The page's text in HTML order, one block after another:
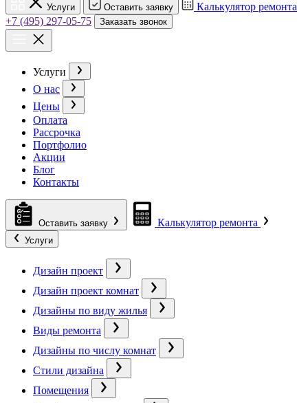
Услуги Оставить заявку
Калькулятор ремонта
+7 (495) 297-05-75
Заказать звонок
Услуги
О нас
Цены
Оплата
Рассрочка
Портфолио
Акции
Блог
Контакты
Оставить заявку Калькулятор ремонта
Услуги
Дизайн проект
Дизайн проект комнат
Дизайны по виду жилья
Виды ремонта
Дизайны по числу комнат
Стили дизайна
Помещения